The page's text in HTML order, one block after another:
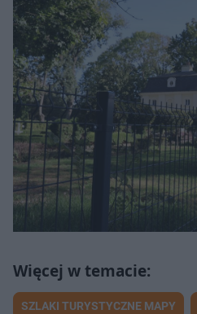
SZLAKI TURYSTYCZNE MAPY